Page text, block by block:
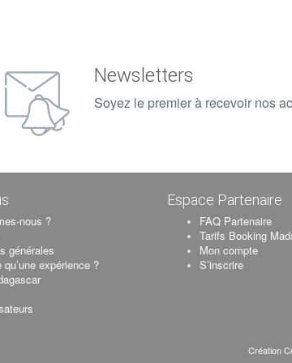
Newsletters
Soyez le premier à recevoir nos
nous ?
générales
qu’une expérience ?
Espace Partenaire
FAQ Partenaire
Tarifs Booking
Mon compte
S’inscrire
Création